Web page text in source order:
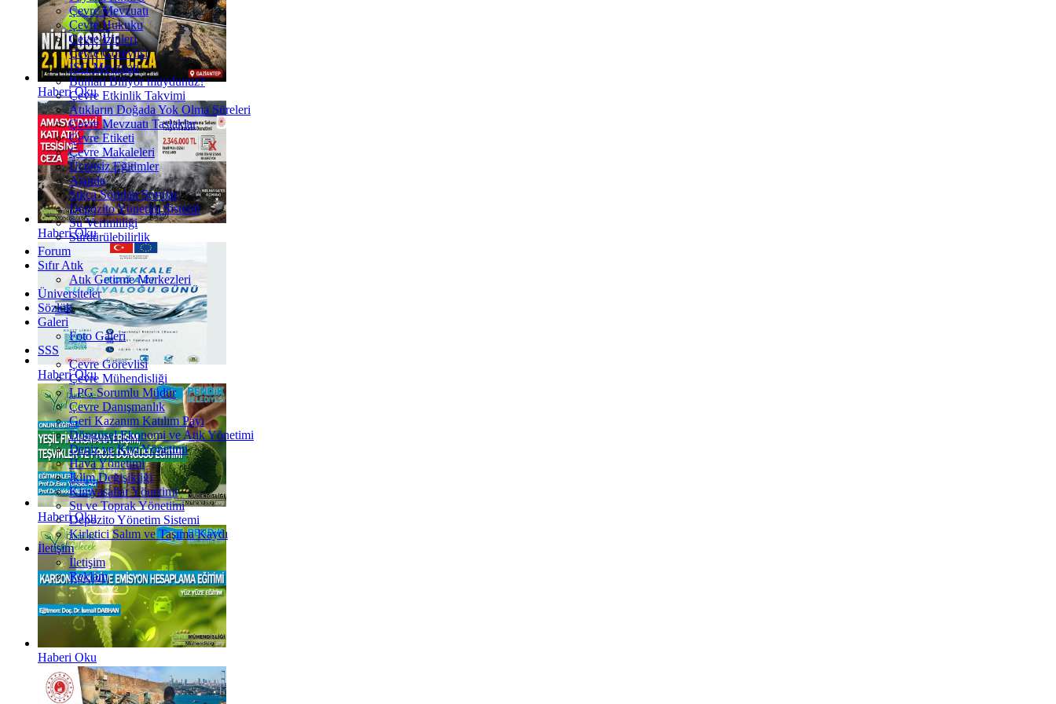
Haberi Oku
Haberi Oku
Haberi Oku
Haberi Oku
Haberi Oku
Çevre Mevzuatı
Çevre Hukuku
Çevre İzinleri
Çevre Görevlisi
İSG Mevzuatı
Bunları Biliyor muydunuz?
Çevre Etkinlik Takvimi
Atıkların Doğada Yok Olma Süreleri
Çevre Mevzuatı Taslaklar
Çevre Etiketi
Çevre Makaleleri
Ücretsiz Eğitimler
Ajanda
Sıkça Sorulan Sorular
Depozito Yönetim Sistemi
Su Verimliliği
Sürdürülebilirlik
Forum
Sıfır Atık
Atık Getirme Merkezleri
Üniversiteler
Sözlük
Galeri
Foto Galeri
SSS
Çevre Görevlisi
Çevre Mühendisliği
LPG Sorumlu Müdür
Çevre Danışmanlık
Geri Kazanım Katılım Payı
Döngüsel Ekonomi ve Atık Yönetimi
Deniz ve Kıyı Yönetimi
Hava Yönetimi
İklim Değişikliği
Kimyasallar Yönetimi
Su ve Toprak Yönetimi
Depozito Yönetim Sistemi
Kirletici Salım ve Taşıma Kaydı
İletişim
İletişim
Reklam